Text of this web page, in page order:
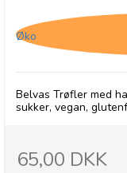
Øko
Belvas Trøfler med
sukker, vegan,
65,00 DKK